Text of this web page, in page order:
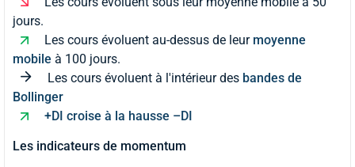
jours.
Les cours évoluent au-dessus de leur moyenne
mobile à 100 jours.
Les cours évoluent à l'intérieur des bandes de
Bollinger
+DI croise à la hausse –DI
Les indicateurs de momentum